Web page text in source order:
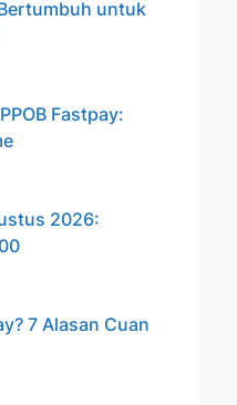
untuk
Fastpay:
2026:
7 Alasan Cuan